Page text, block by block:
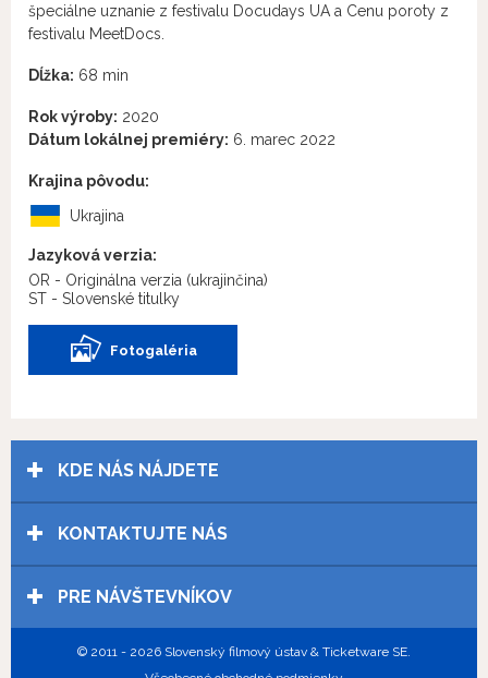
špeciálne uznanie z festivalu Docudays UA a Cenu poroty z
festivalu MeetDocs.
Dĺžka: 68 min
Rok výroby: 2020
Dátum lokálnej premiéry: 6. marec 2022
Krajina pôvodu:
Ukrajina
Jazyková verzia:
OR - Originálna verzia (ukrajinčina)
ST - Slovenské titulky
Fotogaléria
KDE NÁS NÁJDETE
KONTAKTUJTE NÁS
PRE NÁVŠTEVNÍKOV
© 2011 - 2026 Slovenský filmový ústav & Ticketware SE.